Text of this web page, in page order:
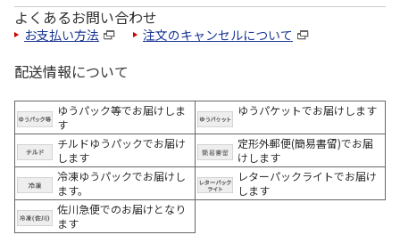
よくあるお問い合わせ
お支払い方法 注文のキャンセルについて
配送情報について
ゆうパック等でお届けしま
す
ゆうパケットでお届けします
チルドゆうパックでお届け
します
定形外郵便(簡易書留)でお届
けします
冷凍ゆうパックでお届けし
ます。
レターパックライトでお届け
します
佐川急便でのお届けとなり
ます